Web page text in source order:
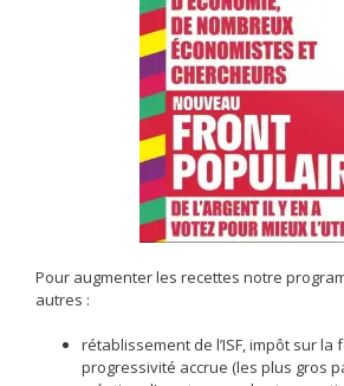
Pour augmenter les recettes notre
autres :
rétablissement de l’ISF, impôt sur la
progressivité accrue (les plus gros